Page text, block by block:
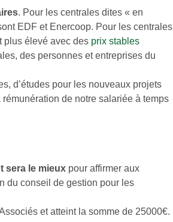
. Pour les centrales dites « en
EDF et Enercoop. Pour les centrales
plus élevé avec des prix stables
des personnes et entreprises du
d’études pour les nouveaux projets
de notre salariée à temps
sera le mieux pour affirmer aux
du conseil de gestion pour les
et atteint la somme de 25000€.